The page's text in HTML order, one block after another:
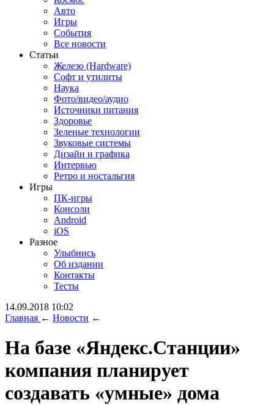
Авто
Игры
События
Все новости
Статьи
Железо (Hardware)
Софт и утилиты
Наука
Фото/видео/аудио
Источники питания
Здоровье
Зеленые технологии
Звуковые системы
Дизайн и графика
Интервью
Ретро и ностальгия
Игры
ПК-игры
Консоли
Android
iOS
Разное
Улыбнись
Об издании
Контакты
Тесты
14.09.2018 10:02
Главная ← Новости ←
На базе «Яндекс.Станции»
компания планирует
создавать «умные» дома